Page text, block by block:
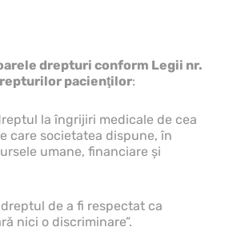
drepturi conform Legii nr.
pacienţilor:
la îngrijiri medicale de cea
care societatea dispune, în
umane, financiare şi
de a fi respectat ca
nici o discriminare”.